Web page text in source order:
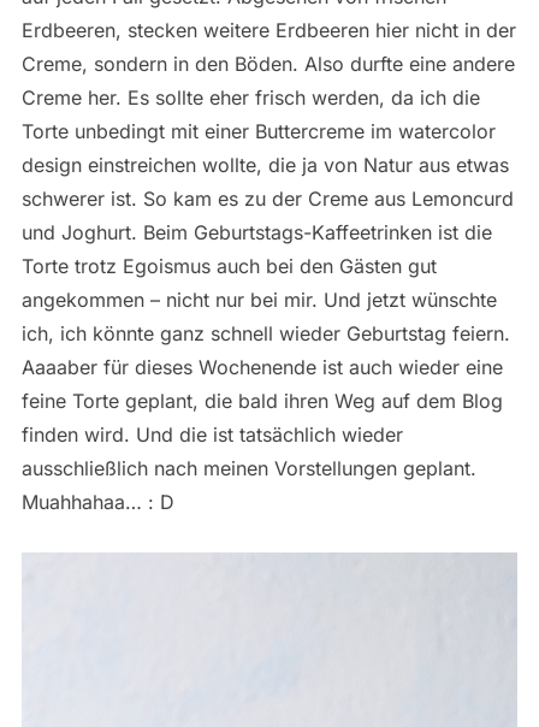
Erdbeeren, stecken weitere Erdbeeren hier nicht in der
Creme, sondern in den Böden. Also durfte eine andere
Creme her. Es sollte eher frisch werden, da ich die
Torte unbedingt mit einer Buttercreme im watercolor
design einstreichen wollte, die ja von Natur aus etwas
schwerer ist. So kam es zu der Creme aus Lemoncurd
und Joghurt. Beim Geburtstags-Kaffeetrinken ist die
Torte trotz Egoismus auch bei den Gästen gut
angekommen – nicht nur bei mir. Und jetzt wünschte
ich, ich könnte ganz schnell wieder Geburtstag feiern.
Aaaaber für dieses Wochenende ist auch wieder eine
feine Torte geplant, die bald ihren Weg auf dem Blog
finden wird. Und die ist tatsächlich wieder
ausschließlich nach meinen Vorstellungen geplant.
Muahhahaa… : D